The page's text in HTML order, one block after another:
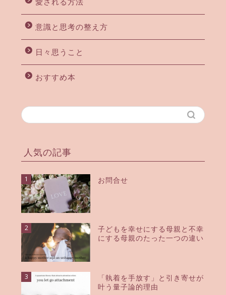
意識と思考の整え方
日々思うこと
おすすめ本
人気の記事
1 お問合せ
2
子どもを幸せにする母親と不幸
にする母親のたった一つの違い
3
「執着を手放す」と引き寄せが
叶う量子論的理由